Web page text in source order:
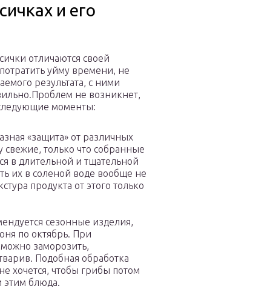
и его
отличаются своей
уйму времени, не
результата, с ними
не возникнет,
моменты:
«защита» от различных
свежие, только что собранные
в длительной и тщательной
их в соленой воде вообще не
продукта от этого только
сезонные изделия,
по октябрь. При
заморозить,
Подобная обработка
хочется, чтобы грибы потом
этим блюда.